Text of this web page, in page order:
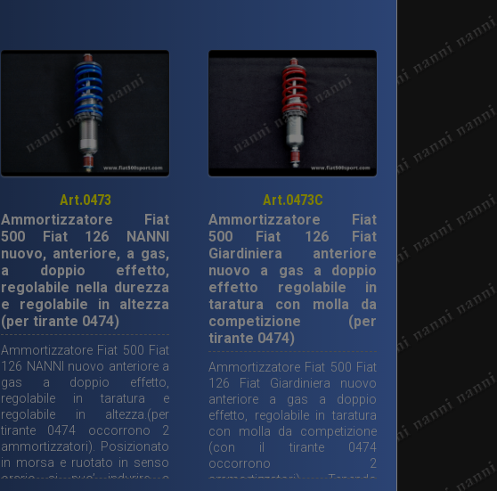
Art.0473
Ammortizzatore Fiat
500 Fiat 126 NANNI
nuovo, anteriore, a gas,
a doppio effetto,
regolabile nella durezza
e regolabile in altezza
(per tirante 0474)
Ammortizzatore Fiat 500 Fiat
126 NANNI nuovo anteriore a
gas a doppio effetto,
regolabile in taratura e
regolabile in altezza.(per
tirante 0474 occorrono 2
ammortizzatori). Posizionato
in morsa e ruotato in senso
orario si puo’ indurire a
Art.0473C
Ammortizzatore Fiat
500 Fiat 126 Fiat
Giardiniera anteriore
nuovo a gas a doppio
effetto regolabile in
taratura con molla da
competizione (per
tirante 0474)
Ammortizzatore Fiat 500 Fiat
126 Fiat Giardiniera nuovo
anteriore a gas a doppio
effetto, regolabile in taratura
con molla da competizione
(con il tirante 0474
occorrono 2
ammortizzatori). Tenendo